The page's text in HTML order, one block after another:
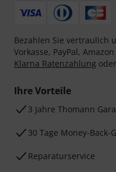
Bezahlen Sie vertraulich
Vorkasse, PayPal, Amazon
Klarna Ratenzahlung
Ihre Vorteile
3 Jahre Thomann
30 Tage Money-Back-
Reparaturservice